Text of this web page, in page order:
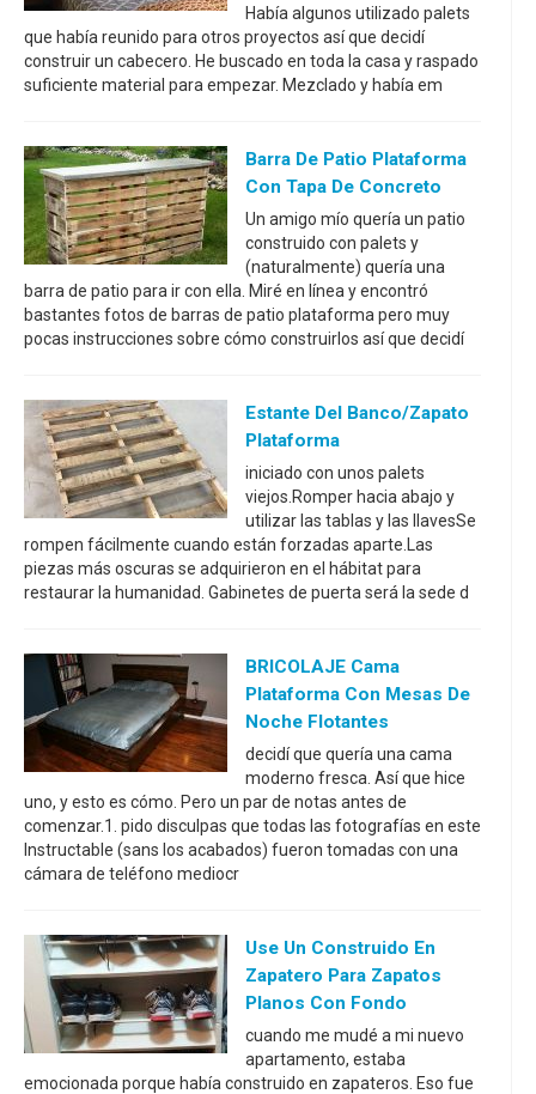
Había algunos utilizado palets
que había reunido para otros proyectos así que decidí
construir un cabecero. He buscado en toda la casa y raspado
suficiente material para empezar. Mezclado y había em
Barra De Patio Plataforma
Con Tapa De Concreto
Un amigo mío quería un patio
construido con palets y
(naturalmente) quería una
barra de patio para ir con ella. Miré en línea y encontró
bastantes fotos de barras de patio plataforma pero muy
pocas instrucciones sobre cómo construirlos así que decidí
Estante Del Banco/zapato
Plataforma
iniciado con unos palets
viejos.Romper hacia abajo y
utilizar las tablas y las llavesSe
rompen fácilmente cuando están forzadas aparte.Las
piezas más oscuras se adquirieron en el hábitat para
restaurar la humanidad. Gabinetes de puerta será la sede d
BRICOLAJE Cama
Plataforma Con Mesas De
Noche Flotantes
decidí que quería una cama
moderno fresca. Así que hice
uno, y esto es cómo. Pero un par de notas antes de
comenzar.1. pido disculpas que todas las fotografías en este
Instructable (sans los acabados) fueron tomadas con una
cámara de teléfono mediocr
Use Un Construido En
Zapatero Para Zapatos
Planos Con Fondo
cuando me mudé a mi nuevo
apartamento, estaba
emocionada porque había construido en zapateros. Eso fue